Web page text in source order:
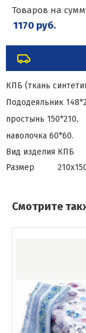
Товаров на
1170 руб.
КПБ (ткань
Пододеяльник
простынь 150*210,
наволочка 60*60.
Вид изделия КПБ
Размер
Смотрите